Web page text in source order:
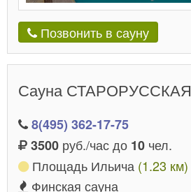
Позвонить в сауну
Сауна СТАРОРУССКАЯ
8(495) 362-17-75
3500 руб./час до 10 чел.
Площадь Ильича (1.23 км)
Финская сауна